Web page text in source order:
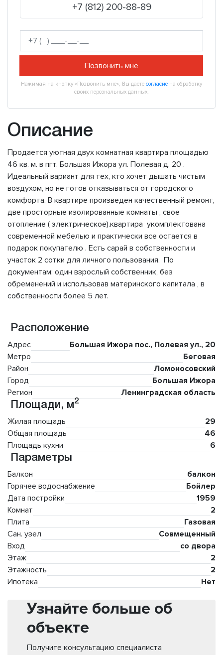
+7 (812) 200-88-89
Позвонить мне
Нажимая на кнопку «Позвонить мне», Вы даете согласие на обработку
своих персональных данных.
Описание
Продается уютная двух комнатная квартира площадью
46 кв. м. в пгт. Большая Ижора ул. Полевая д. 20 .
Идеальный вариант для тех, кто хочет дышать чистым
воздухом, но не готов отказываться от городского
комфорта. В квартире произведен качественный ремонт,
две просторные изолированные комнаты , свое
отопление ( электрическое).квартира укомплектована
современной мебелью и практически все остается в
подарок покупателю . Есть сарай в собственности и
участок 2 сотки для личного пользования. По
документам: один взрослый собственник, без
обременений и использовав материнского капитала , в
собственности более 5 лет.
Расположение
Адрес
Большая Ижора пос., Полевая ул., 20
Метро
Беговая
Район
Ломоносовский
Город
Большая Ижора
Регион
Ленинградская область
Площади, м2
Жилая площадь
29
Общая площадь
46
Площадь кухни
6
Параметры
Балкон
балкон
Горячее водоснабжение
Бойлер
Дата постройки
1959
Комнат
2
Плита
Газовая
Сан. узел
Совмещенный
Вход
со двора
Этаж
2
Этажность
2
Ипотека
Нет
Узнайте больше об
объекте
Получите консультацию специалиста